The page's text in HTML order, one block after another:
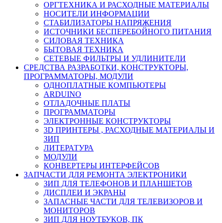
ОРГТЕХНИКА И РАСХОДНЫЕ МАТЕРИАЛЫ
НОСИТЕЛИ ИНФОРМАЦИИ
СТАБИЛИЗАТОРЫ НАПРЯЖЕНИЯ
ИСТОЧНИКИ БЕСПЕРЕБОЙНОГО ПИТАНИЯ
СИЛОВАЯ ТЕХНИКА
БЫТОВАЯ ТЕХНИКА
СЕТЕВЫЕ ФИЛЬТРЫ И УДЛИНИТЕЛИ
СРЕДСТВА РАЗРАБОТКИ, КОНСТРУКТОРЫ,
ПРОГРАММАТОРЫ, МОДУЛИ
ОДНОПЛАТНЫЕ КОМПЬЮТЕРЫ
ARDUINO
ОТЛАДОЧНЫЕ ПЛАТЫ
ПРОГРАММАТОРЫ
ЭЛЕКТРОННЫЕ КОНСТРУКТОРЫ
3D ПРИНТЕРЫ , РАСХОДНЫЕ МАТЕРИАЛЫ И
ЗИП
ЛИТЕРАТУРА
МОДУЛИ
КОНВЕРТЕРЫ ИНТЕРФЕЙСОВ
ЗАПЧАСТИ ДЛЯ РЕМОНТА ЭЛЕКТРОНИКИ
ЗИП ДЛЯ ТЕЛЕФОНОВ И ПЛАНШЕТОВ
ДИСПЛЕИ И ЭКРАНЫ
ЗАПАСНЫЕ ЧАСТИ ДЛЯ ТЕЛЕВИЗОРОВ И
МОНИТОРОВ
ЗИП ДЛЯ НОУТБУКОВ, ПК